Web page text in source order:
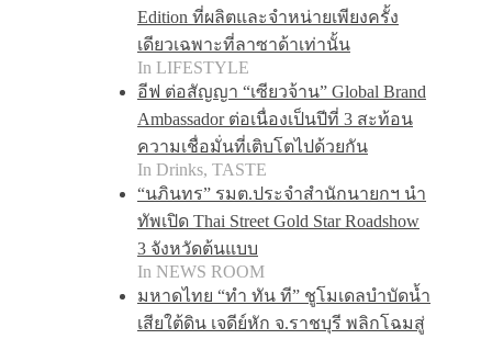
Edition ที่ผลิตและจำหน่ายเพียงครั้ง
เดียวเฉพาะที่ลาซาด้าเท่านั้น
In LIFESTYLE
อีฟ ต่อสัญญา “เซียวจ้าน” Global Brand
Ambassador ต่อเนื่องเป็นปีที่ 3 สะท้อน
ความเชื่อมั่นที่เติบโตไปด้วยกัน
In Drinks, TASTE
“นภินทร” รมต.ประจำสำนักนายกฯ นำ
ทัพเปิด Thai Street Gold Star Roadshow
3 จังหวัดต้นแบบ
In NEWS ROOM
มหาดไทย “ทำ ทัน ที” ชูโมเดลบำบัดน้ำ
เสียใต้ดิน เจดีย์หัก จ.ราชบุรี พลิกโฉมสู่